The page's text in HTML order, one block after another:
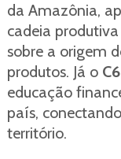
da Amazônia,
cadeia
sobre a origem
produtos. Já o
educação
país,
território.